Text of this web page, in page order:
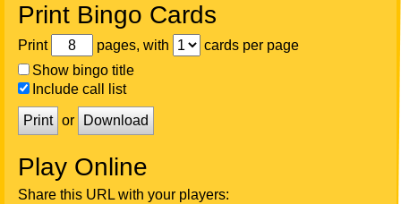
Print Bingo Cards
Print pages, with
cards per page
Show bingo title
Include call list
Print or Download
Play Online
Share this URL with your players: